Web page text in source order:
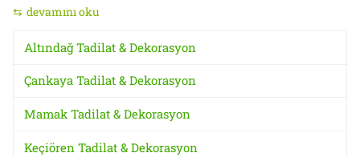
devamını oku
Altındağ Tadilat & Dekorasyon
Çankaya Tadilat & Dekorasyon
Mamak Tadilat & Dekorasyon
Keçiören Tadilat & Dekorasyon